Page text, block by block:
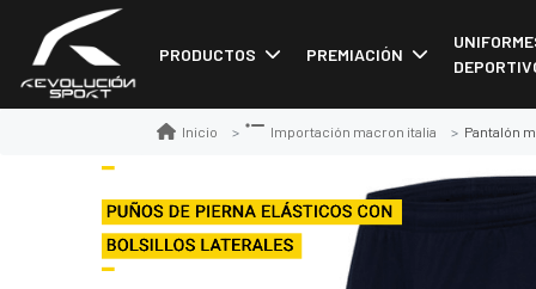
PRODUCTOS PREMIACIÓN
Inicio Importación macron italia Pantalón